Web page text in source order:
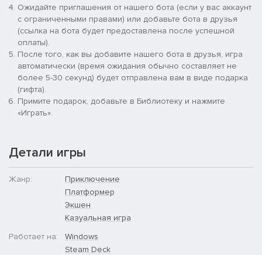
вплоть до 21:9*.
*Требуется совместимый PC и устройство вывода
изображения.
**Требуется устройство вывода изображения, совместимое
со стандартом HDMI 2.1.
Интересная история…
Коварный Векс (полумифическое существо, порождённое
хаосом и страхом) похитил друзей Сэкбоя и заставил их
строить Хаосинатор.
творчества из чудесной страны фантазий и невинных снов…
в уродливый безжизненный кошмар.
Но в легендах тряпичного народа упоминается пророчество
творчества.
Ожидайте приглашения от нашего бота (если у вас аккаунт
с ограниченными правами) или добавьте бота в друзья
(ссылка на бота будет предоставлена после успешной
оплаты).
После того, как вы добавите нашего бота в друзья, игра
автоматически (время ожидания обычно составляет не
более 5-30 секунд) будет отправлена вам в виде подарка
(гифта).
Примите подарок, добавьте в Библиотеку и нажмите
«Играть».
Детали игры
Жанр:
Приключение
Платформер
Экшен
Казуальная игра
Работает на:
Windows
Steam Deck